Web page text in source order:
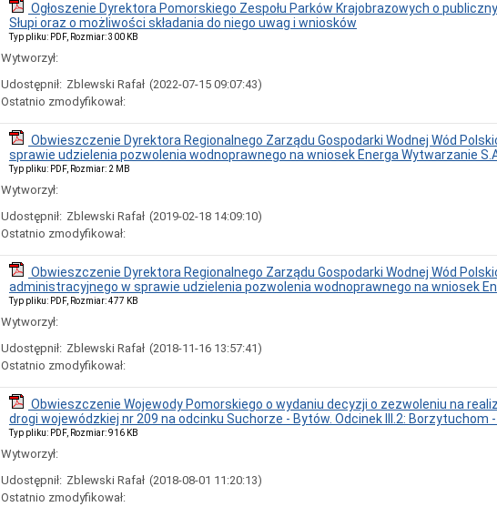
Ogłoszenie Dyrektora Pomorskiego Zespołu Parków Krajobrazowych o
Słupi oraz o możliwości składania do niego uwag i wniosków
Typ pliku: PDF, Rozmiar: 300 KB
Wytworzył:
Udostępnił: Zblewski Rafał (2022-07-15 09:07:43)
Ostatnio zmodyfikował:
Obwieszczenie Dyrektora Regionalnego Zarządu Gospodarki Wodnej Wód
sprawie udzielenia pozwolenia wodnoprawnego na wniosek Energa Wytwarzanie
Typ pliku: PDF, Rozmiar: 2 MB
Wytworzył:
Udostępnił: Zblewski Rafał (2019-02-18 14:09:10)
Ostatnio zmodyfikował:
Obwieszczenie Dyrektora Regionalnego Zarządu Gospodarki Wodnej Wód
administracyjnego w sprawie udzielenia pozwolenia wodnoprawnego na wniosek
Typ pliku: PDF, Rozmiar: 477 KB
Wytworzył:
Udostępnił: Zblewski Rafał (2018-11-16 13:57:41)
Ostatnio zmodyfikował:
Obwieszczenie Wojewody Pomorskiego o wydaniu decyzji o zezwoleniu na
drogi wojewódzkiej nr 209 na odcinku Suchorze - Bytów. Odcinek III.2: Borzytuchom
Typ pliku: PDF, Rozmiar: 916 KB
Wytworzył:
Udostępnił: Zblewski Rafał (2018-08-01 11:20:13)
Ostatnio zmodyfikował: